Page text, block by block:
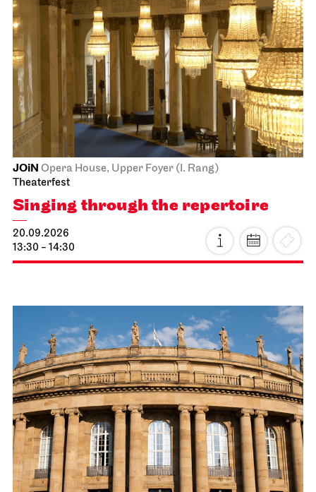
JOiN Opera House, Upper Foyer (I. Rang)
Theaterfest
Singing through the repertoire
20.09.2026
13:30 - 14:30